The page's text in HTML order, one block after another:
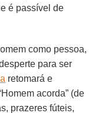
é passível de
como pessoa,
para ser
retomará e
acorda” (de
prazeres fúteis,